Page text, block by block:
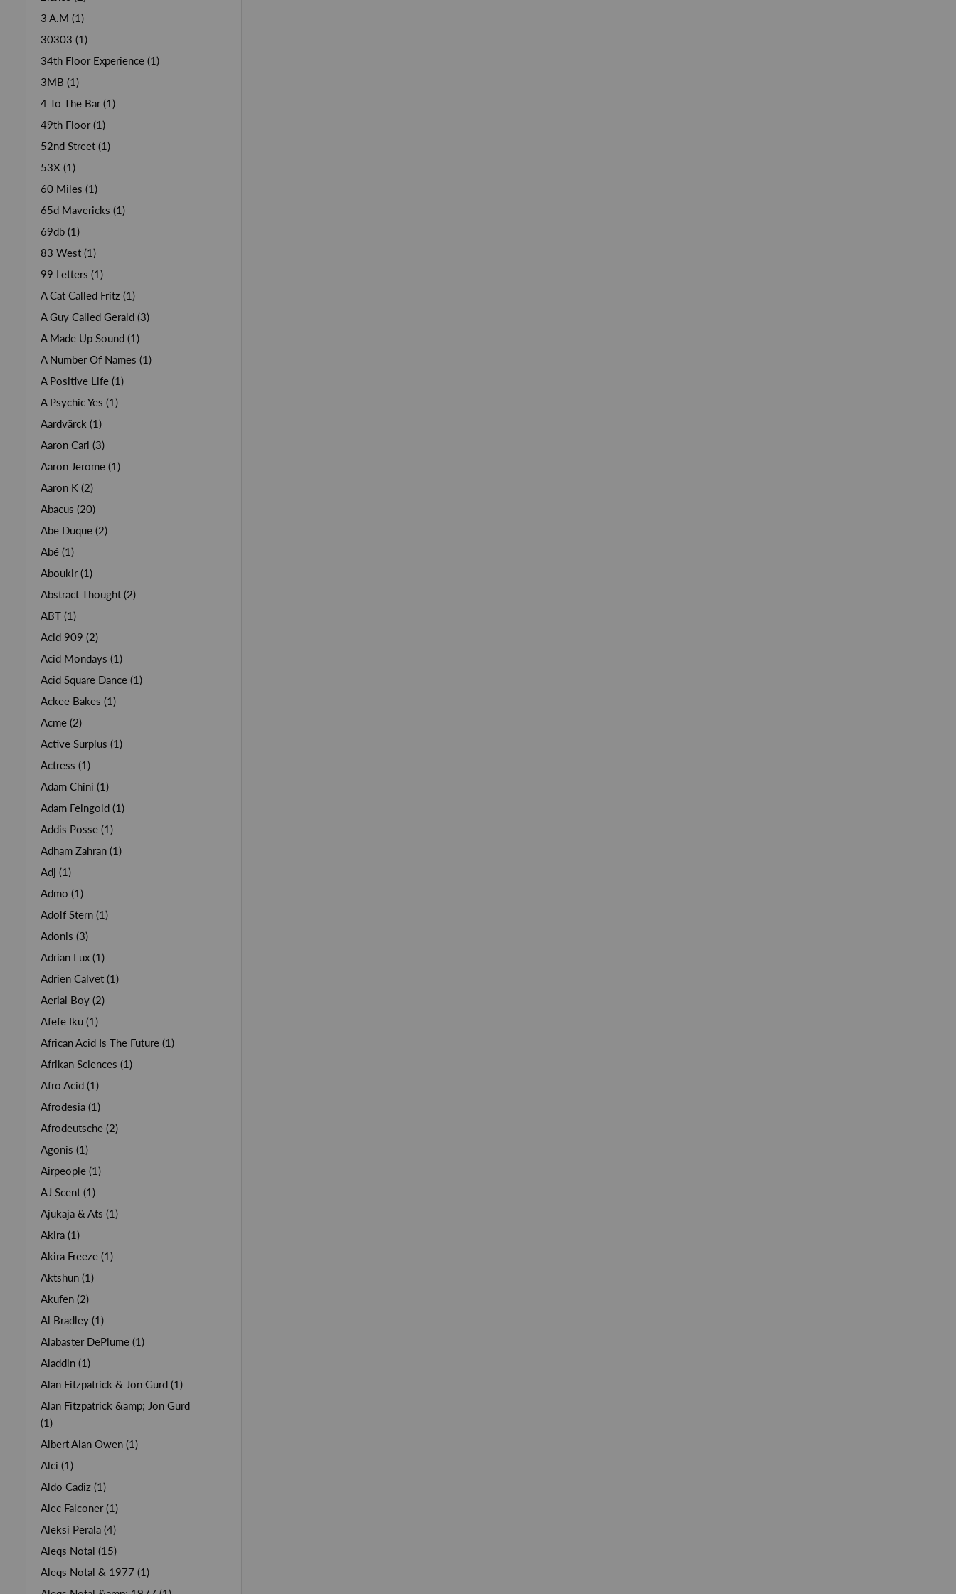
3 A.M (1)
30303 (1)
34th Floor Experience (1)
3MB (1)
4 To The Bar (1)
49th Floor (1)
52nd Street (1)
53X (1)
60 Miles (1)
65d Mavericks (1)
69db (1)
83 West (1)
99 Letters (1)
A Cat Called Fritz (1)
A Guy Called Gerald (3)
A Made Up Sound (1)
A Number Of Names (1)
A Positive Life (1)
A Psychic Yes (1)
Aardvärck (1)
Aaron Carl (3)
Aaron Jerome (1)
Aaron K (2)
Abacus (20)
Abe Duque (2)
Abé (1)
Aboukir (1)
Abstract Thought (2)
ABT (1)
Acid 909 (2)
Acid Mondays (1)
Acid Square Dance (1)
Ackee Bakes (1)
Acme (2)
Active Surplus (1)
Actress (1)
Adam Chini (1)
Adam Feingold (1)
Addis Posse (1)
Adham Zahran (1)
Adj (1)
Admo (1)
Adolf Stern (1)
Adonis (3)
Adrian Lux (1)
Adrien Calvet (1)
Aerial Boy (2)
Afefe Iku (1)
African Acid Is The Future (1)
Afrikan Sciences (1)
Afro Acid (1)
Afrodesia (1)
Afrodeutsche (2)
Agonis (1)
Airpeople (1)
AJ Scent (1)
Ajukaja & Ats (1)
Akira (1)
Akira Freeze (1)
Aktshun (1)
Akufen (2)
Al Bradley (1)
Alabaster DePlume (1)
Aladdin (1)
Alan Fitzpatrick & Jon Gurd (1)
Alan Fitzpatrick &amp; Jon Gurd
(1)
Albert Alan Owen (1)
Alci (1)
Aldo Cadiz (1)
Alec Falconer (1)
Aleksi Perala (4)
Aleqs Notal (15)
Aleqs Notal & 1977 (1)